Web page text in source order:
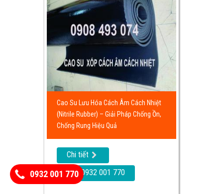
Cao Su Lưu Hóa Cách Âm Cách Nhiệt
(Nitrile Rubber) – Giải Pháp Chống Ồn,
Chống Rung Hiệu Quả
Chi tiết
Call: 0932 001 770
0932 001 770